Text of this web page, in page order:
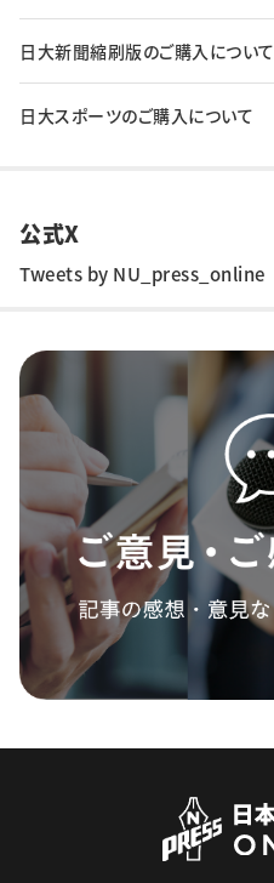
日大新聞縮刷版のご購入について
日大スポーツのご購入について
公式X
Tweets by NU_press_online